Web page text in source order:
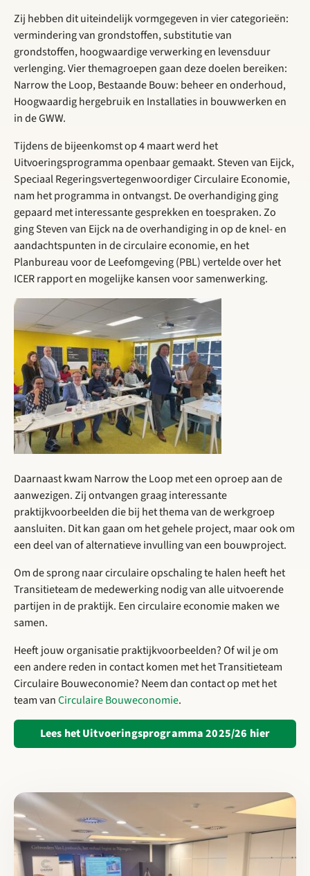
Zij hebben dit uiteindelijk vormgegeven in vier categorieën:
vermindering van grondstoffen, substitutie van
grondstoffen, hoogwaardige verwerking en levensduur
verlenging. Vier themagroepen gaan deze doelen bereiken:
Narrow the Loop, Bestaande Bouw: beheer en onderhoud,
Hoogwaardig hergebruik en Installaties in bouwwerken en
in de GWW.
Tijdens de bijeenkomst op 4 maart werd het
Uitvoeringsprogramma openbaar gemaakt. Steven van Eijck,
Speciaal Regeringsvertegenwoordiger Circulaire Economie,
nam het programma in ontvangst. De overhandiging ging
gepaard met interessante gesprekken en toespraken. Zo
ging Steven van Eijck na de overhandiging in op de knel- en
aandachtspunten in de circulaire economie, en het
Planbureau voor de Leefomgeving (PBL) vertelde over het
ICER rapport en mogelijke kansen voor samenwerking.
Daarnaast kwam Narrow the Loop met een oproep aan de
aanwezigen. Zij ontvangen graag interessante
praktijkvoorbeelden die bij het thema van de werkgroep
aansluiten. Dit kan gaan om het gehele project, maar ook om
een deel van of alternatieve invulling van een bouwproject.
Om de sprong naar circulaire opschaling te halen heeft het
Transitieteam de medewerking nodig van alle uitvoerende
partijen in de praktijk. Een circulaire economie maken we
samen.
Heeft jouw organisatie praktijkvoorbeelden? Of wil je om
een andere reden in contact komen met het Transitieteam
Circulaire Bouweconomie? Neem dan contact op met het
team vanCirculaire Bouweconomie.
Lees het Uitvoeringsprogramma 2025/26 hierOpent
Lees meer over Samen versnellen naar een circulaire